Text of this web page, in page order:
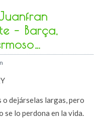
– Barça,
o dejárselas largas, pero
se lo perdona en la vida.